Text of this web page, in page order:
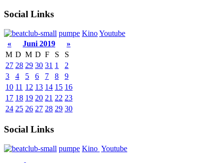
Social Links
pumpe KinoYoutube
«
Juni 2019
»
M D M D F S
S
27 28 29 30 31 1
2
3
4 5 6 7 8
9
10 11 12 13 14 15 16
17 18 19 20 21 22 23
24 25 26 27 28 29 30
Social Links
pumpe Kino Youtube